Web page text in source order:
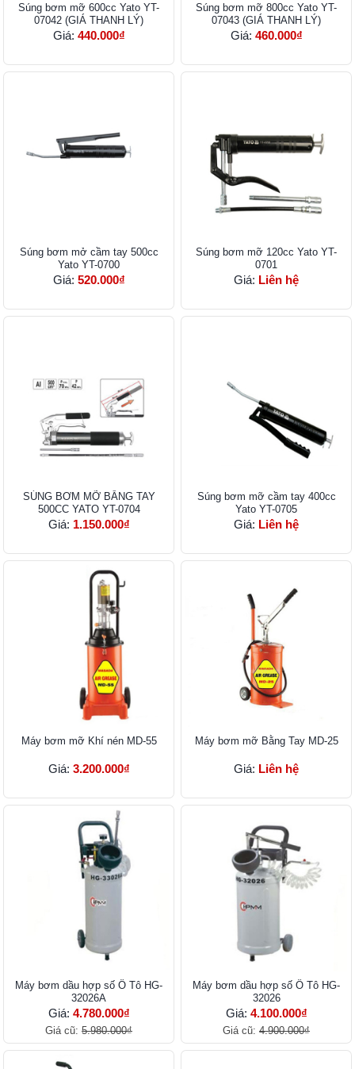
Súng bơm mỡ 600cc Yato YT-
07042 (GIÁ THANH LÝ)
Giá: 440.000₫
Súng bơm mỡ 800cc Yato YT-
07043 (GIÁ THANH LÝ)
Giá: 460.000₫
Súng bơm mở cầm tay 500cc
Yato YT-0700
Giá: 520.000₫
Súng bơm mỡ 120cc Yato YT-
0701
Giá: Liên hệ
SÚNG BƠM MỠ BẰNG TAY
500CC YATO YT-0704
Giá: 1.150.000₫
Súng bơm mỡ cầm tay 400cc
Yato YT-0705
Giá: Liên hệ
Máy bơm mỡ Khí nén MD-55
Giá: 3.200.000₫
Máy bơm mỡ Bằng Tay MD-25
Giá: Liên hệ
Máy bơm dầu hợp số Ô Tô HG-
32026A
Giá: 4.780.000₫
Giá cũ: 5.980.000₫
Máy bơm dầu hợp số Ô Tô HG-
32026
Giá: 4.100.000₫
Giá cũ: 4.900.000₫